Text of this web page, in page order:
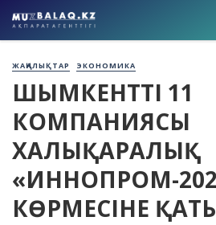
ЖАҢАЛЫҚТАР ЭКОНОМИКА
ШЫМКЕНТТІҢ 11
КОМПАНИЯСЫ
ХАЛЫҚАРАЛЫҚ
«ИННОПРОМ-
КӨРМЕСІНЕ